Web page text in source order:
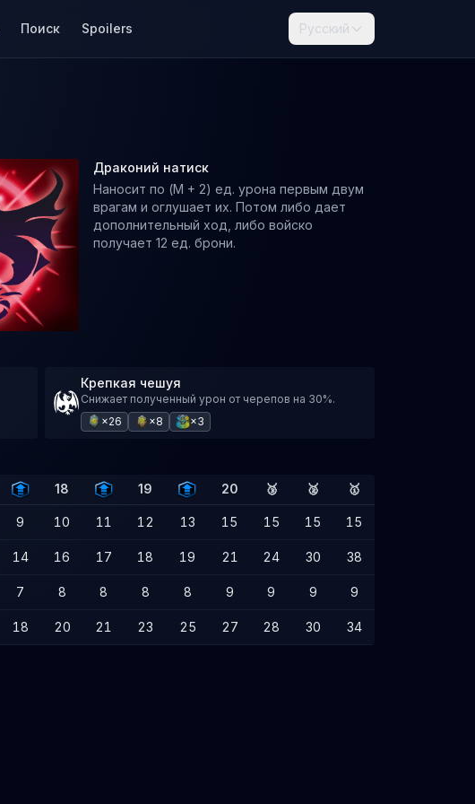
Поиск Spoilers Русский
Драконий натиск
Наносит по (M + 2) ед. урона первым двум
врагам и оглушает их. Потом либо дает
дополнительный ход, либо войско
получает 12 ед. брони.
Крепкая чешуя
Снижает полученный урон от черепов на 30%.
×26
×8 ×3
18 19 20 🥉 🥈 🥇
9 10 11 12 13 15 15 15 15
14 16 17 18 19 21 24 30 38
7 8 8 8 8 9 9 9 9
18 20 21 23 25 27 28 30 34